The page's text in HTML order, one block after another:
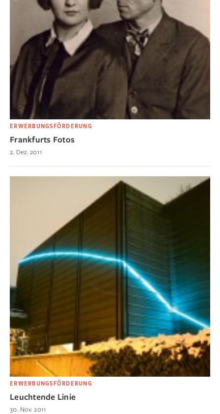
ERWERBUNGSFÖRDERUNG
Frankfurts Fotos
2. Dez. 2011
ERWERBUNGSFÖRDERUNG
Leuchtende Linie
30. Nov. 2011